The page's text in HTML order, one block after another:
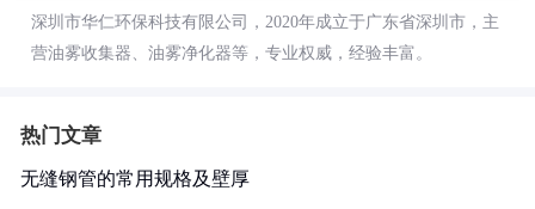
深圳市华仁环保科技有限公司，2020年成立于广东省深圳市，主
营油雾收集器、油雾净化器等，专业权威，经验丰富。
热门文章
无缝钢管的常用规格及壁厚